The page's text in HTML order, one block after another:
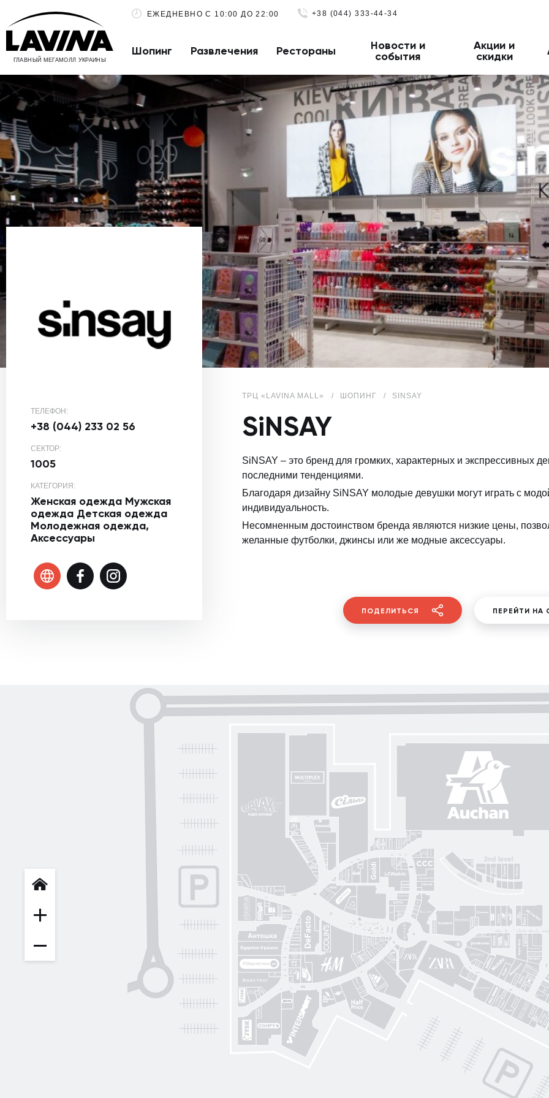
ГЛАВНЫЙ МЕГАМОЛЛ УКРАИНЫ
ЕЖЕДНЕВНО С 10:00 ДО 22:00 +38 (044) 333-44-34
Шопинг Развлечения Рестораны
Новости и
события
Акции и
скидки
ТЕЛЕФОН:
+38 (044) 233 02 56
СЕКТОР:
1005
КАТЕГОРИЯ:
Женская одежда Мужская
одежда Детская одежда
Молодежная одежда,
Аксессуары
ТРЦ «LAVINA MALL» ШОПИНГ SINSAY
SiNSAY
SiNSAY – это бренд для громких, характерных и экспрессивных
последними тенденциями.
Благодаря дизайну SiNSAY молодые девушки могут играть с
индивидуальность.
Несомненным достоинством бренда являются низкие цены,
желанные футболки, джинсы или же модные аксессуары.
ПОДЕЛИТЬСЯ ПЕРЕЙТИ НА
Art City
Guide
Guess
Super Step
Yarmich
MD Fashion
Авіація Галичини
Sкріпка
Lefard
Intimissimi UOMO
Blisk
Gorgany
Gorenje
Proзріння
Mariani Italy
OSCAR
Sushi Nice